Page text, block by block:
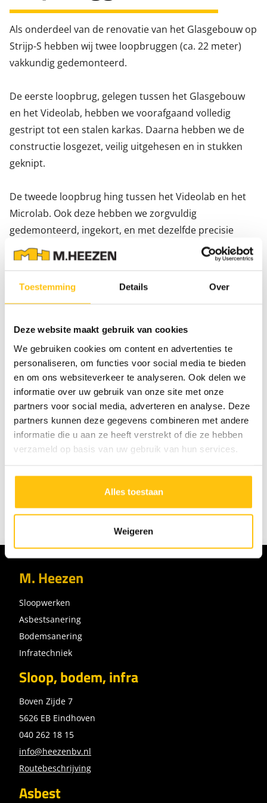
Toestemming Details Over
Deze website maakt gebruik van cookies
We gebruiken cookies om content en advertenties te
personaliseren, om functies voor social media te bieden
en om ons websiteverkeer te analyseren. Ook delen we
informatie over uw gebruik van onze site met onze
partners voor social media, adverteren en analyse. Deze
partners kunnen deze gegevens combineren met andere
informatie die u aan ze heeft verstrekt of die ze hebben
verzameld op basis van uw gebruik van hun services.
Alles toestaan
Weigeren
Als onderdeel van de renovatie van het Glasgebouw op
Strijp-S hebben wij twee loopbruggen (ca. 22 meter)
vakkundig gedemonteerd.
De eerste loopbrug, gelegen tussen het Glasgebouw
en het Videolab, hebben we voorafgaand volledig
gestript tot een stalen karkas. Daarna hebben we de
constructie losgezet, veilig uitgehesen en in stukken
geknipt.
De tweede loopbrug hing tussen het Videolab en het
Microlab. Ook deze hebben we zorgvuldig
gedemonteerd, ingekort, en met dezelfde precisie
uitgehesen en verwerkt.
Met een gedegen voorbereiding, een gecontroleerde
Alle nieuwsberichten
M. Heezen
Sloopwerken
Asbestsanering
Bodemsanering
Infratechniek
Sloop, bodem, infra
Boven Zijde 7
5626 EB Eindhoven
040 262 18 15
info@heezenbv.nl
Routebeschrijving
Asbest